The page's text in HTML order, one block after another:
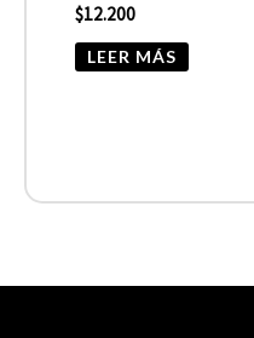
$12.200
LEER MÁS